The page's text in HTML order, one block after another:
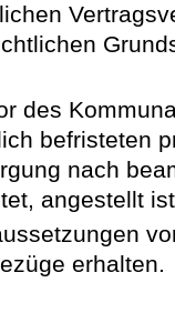
des
befristeten
nach
angestellt
erhalten.